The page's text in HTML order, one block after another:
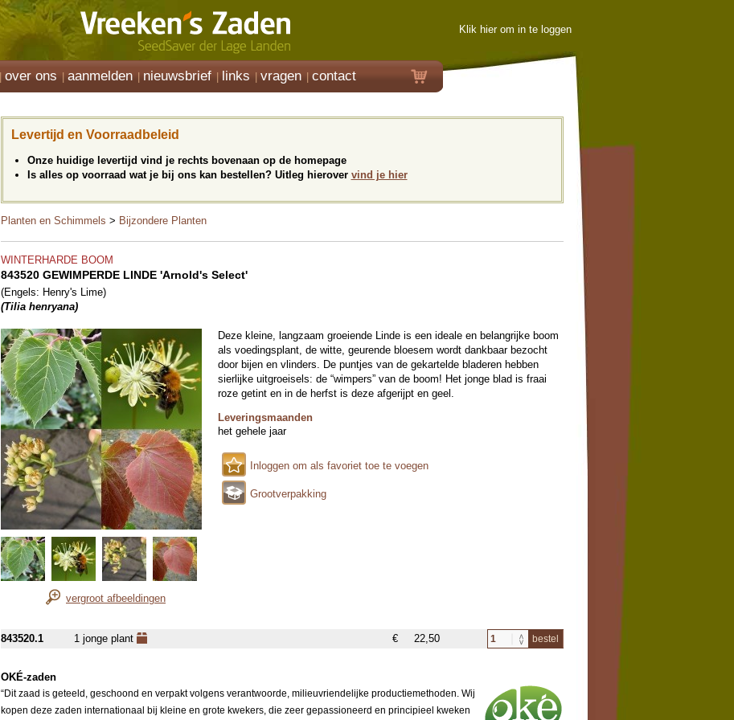
Klik hier om in te loggen
over ons aanmelden nieuwsbrief links vragen contact
Levertijd en Voorraadbeleid
Onze huidige levertijd vind je rechts bovenaan op de homepage
Is alles op voorraad wat je bij ons kan bestellen? Uitleg hierover vind je hier
Planten en Schimmels > Bijzondere Planten
WINTERHARDE BOOM
843520 GEWIMPERDE LINDE 'Arnold's Select'
(Engels: Henry's Lime)
(Tilia henryana)
vergroot afbeeldingen
Deze kleine, langzaam groeiende Linde is een ideale en belangrijke boom
als voedingsplant, de witte, geurende bloesem wordt dankbaar bezocht
door bijen en vlinders. De puntjes van de gekartelde bladeren hebben
sierlijke uitgroeisels: de “wimpers” van de boom! Het jonge blad is fraai
roze getint en in de herfst is deze afgerijpt en geel.
Leveringsmaanden
het gehele jaar
Inloggen om als favoriet toe te voegen
Grootverpakking
843520.1 1 jonge plant € 22,50 bestel
OKÉ-zaden
“Dit zaad is geteeld, geschoond en verpakt volgens verantwoorde, milieuvriendelijke productiemethoden. Wij
kopen deze zaden internationaal bij kleine en grote kwekers, die zeer gepassioneerd en principieel kweken